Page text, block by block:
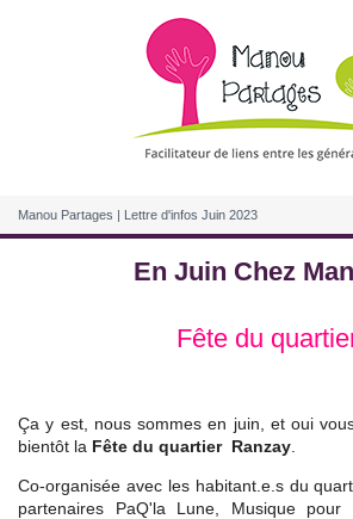
Manou Partages | Lettre d'infos Juin 2023
En Juin Chez
Fête du
Ça y est, nous sommes en juin, et oui vous
bientôt la Fête du quartier Ranzay.
Co-organisée avec les habitant.e.s du
partenaires PaQ'la Lune, Musique